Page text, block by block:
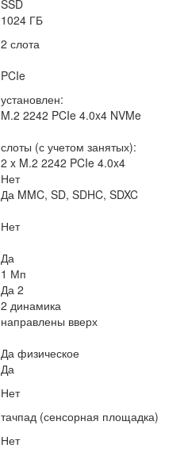
SSD
1024 ГБ
2 слота
PCIe
установлен:
M.2 2242 PCIe 4.0x4 NVMe
слоты (с учетом занятых):
2 x M.2 2242 PCIe 4.0x4
Нет
Да MMC, SD, SDHC, SDXC
Нет
Да
1 Мп
Да 2
2 динамика
направлены вверх
Да физическое
Да
Нет
тачпад (сенсорная площадка)
Нет